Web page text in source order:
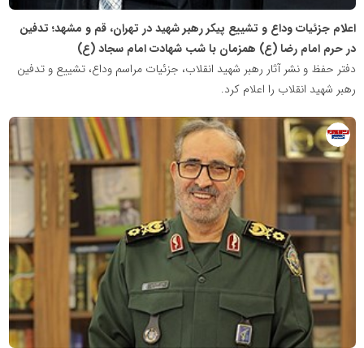
اعلام جزئیات وداع و تشییع پیکر رهبر شهید در تهران، قم و مشهد؛ تدفین
در حرم امام رضا (ع) همزمان با شب شهادت امام سجاد (ع)
دفتر حفظ و نشر آثار رهبر شهید انقلاب،‌ جزئیات مراسم وداع، تشییع و تدفین
رهبر شهید انقلاب را اعلام کرد.
روابط
خبرگزاری
گزارش
خبر